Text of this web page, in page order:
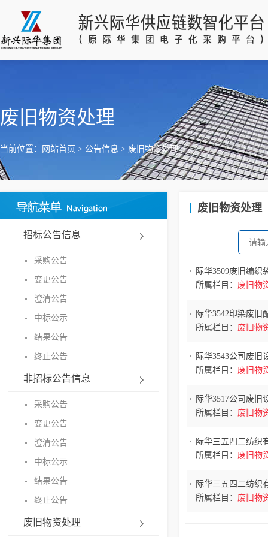
废旧物资处理
当前位置： 网站首页 > 公告信息 > 废旧物资处理
招标公告信息
采购公告
变更公告
澄清公告
中标公示
结果公告
终止公告
非招标公告信息
采购公告
变更公告
澄清公告
中标公示
结果公告
终止公告
废旧物资处理
废旧物资处理
际华3509废旧编织
所属栏目： 废旧物
际华3542印染废旧
所属栏目： 废旧物
际华3543公司废旧
所属栏目： 废旧物
际华3517公司废旧
所属栏目： 废旧物
际华三五四二纺织
所属栏目： 废旧物
际华三五四二纺织
所属栏目： 废旧物